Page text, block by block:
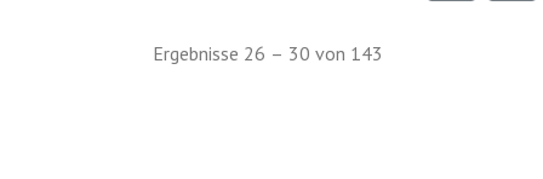
Ergebnisse 26 – 30 von 143